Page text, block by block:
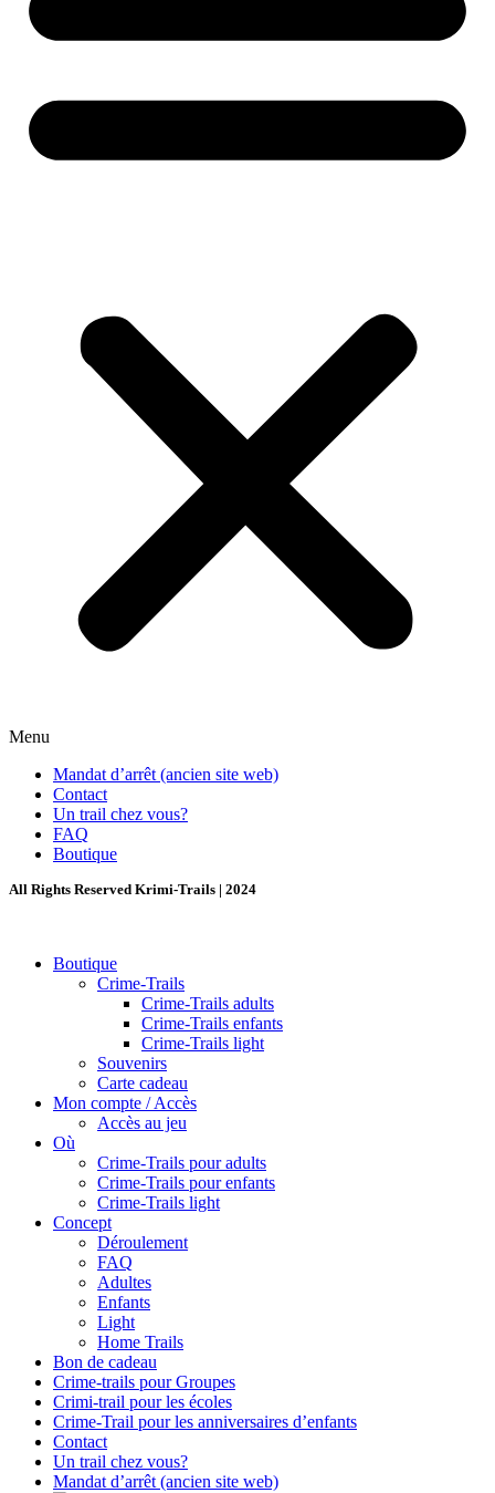
Menu
Mandat d’arrêt (ancien site web)
Contact
Un trail chez vous?
FAQ
Boutique
All Rights Reserved Krimi-Trails | 2024
Boutique
Crime-Trails
Crime-Trails adults
Crime-Trails enfants
Crime-Trails light
Souvenirs
Carte cadeau
Mon compte / Accès
Accès au jeu
Où
Crime-Trails pour adults
Crime-Trails pour enfants
Crime-Trails light
Concept
Déroulement
FAQ
Adultes
Enfants
Light
Home Trails
Bon de cadeau
Crime-trails pour Groupes
Crimi-trail pour les écoles
Crime-Trail pour les anniversaires d’enfants
Contact
Un trail chez vous?
Mandat d’arrêt (ancien site web)